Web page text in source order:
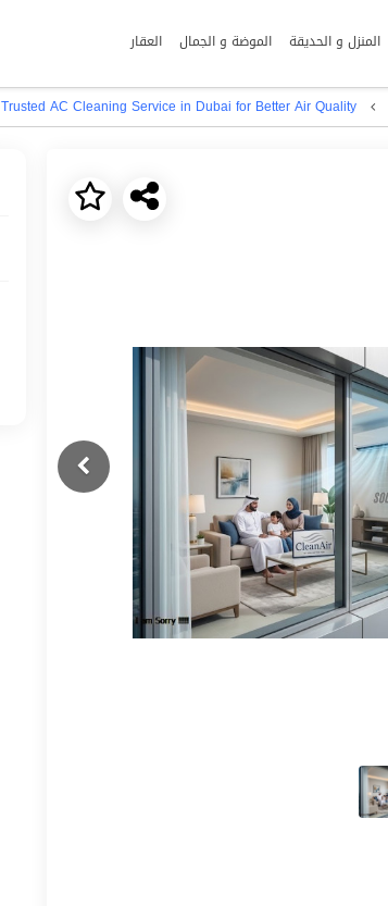
المنزل و الحديقة الموضة و الجمال العقار
Trusted AC Cleaning Service in Dubai for Better Air Quality
Next